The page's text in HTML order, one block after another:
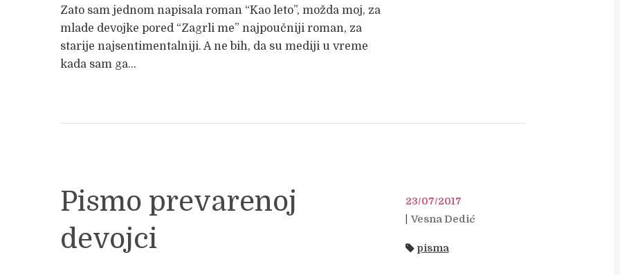
Zato sam jednom napisala roman “Kao leto”, možda moj, za
mlade devojke pored “Zagrli me” najpoučniji roman, za
starije najsentimentalniji. A ne bih, da su mediji u vreme
kada sam ga...
Pismo prevarenoj
devojci
23/07/2017
Vesna Dedić
pisma